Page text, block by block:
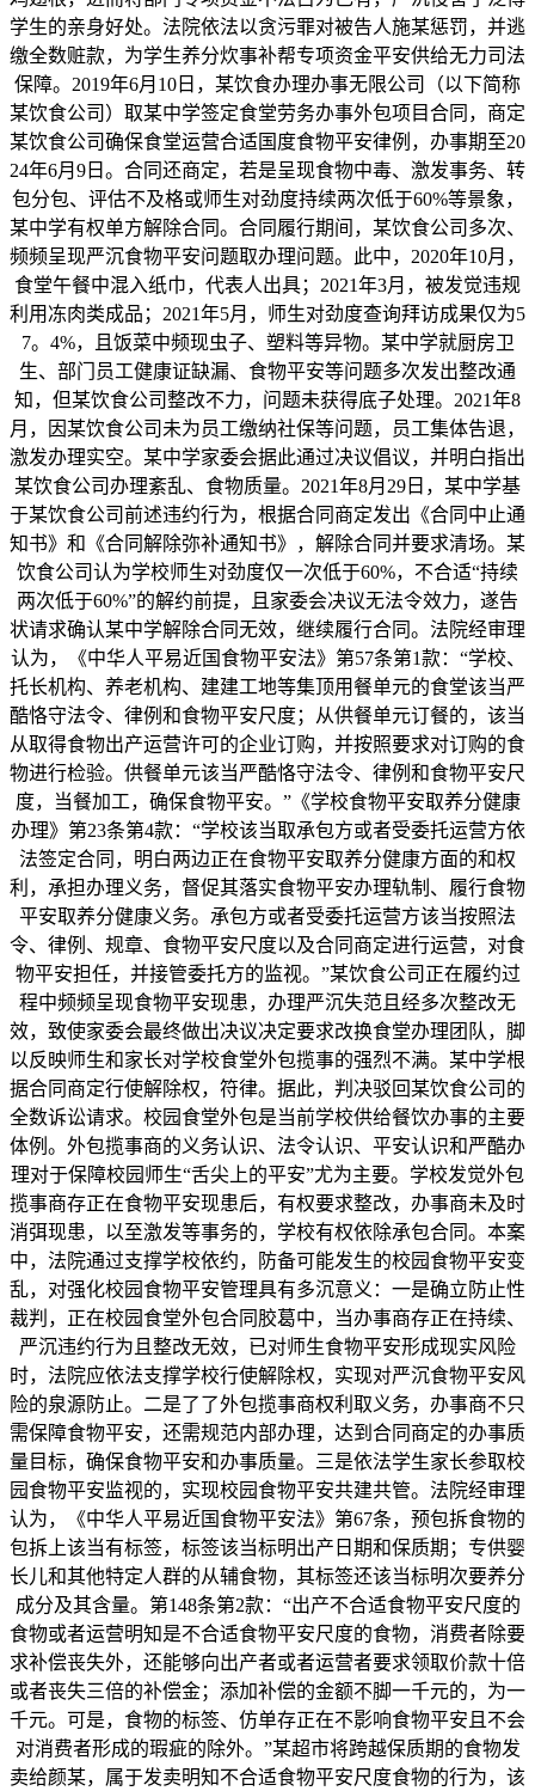
学生的亲身好处。法院依法以贪污罪对被告人施某惩罚，并逃
缴全数赃款，为学生养分炊事补帮专项资金平安供给无力司法
保障。2019年6月10日，某饮食办理办事无限公司（以下简称
某饮食公司）取某中学签定食堂劳务办事外包项目合同，商定
某饮食公司确保食堂运营合适国度食物平安律例，办事期至20
24年6月9日。合同还商定，若是呈现食物中毒、激发事务、转
包分包、评估不及格或师生对劲度持续两次低于60%等景象，
某中学有权单方解除合同。合同履行期间，某饮食公司多次、
频频呈现严沉食物平安问题取办理问题。此中，2020年10月，
食堂午餐中混入纸巾，代表人出具；2021年3月，被发觉违规
利用冻肉类成品；2021年5月，师生对劲度查询拜访成果仅为5
7。4%，且饭菜中频现虫子、塑料等异物。某中学就厨房卫
生、部门员工健康证缺漏、食物平安等问题多次发出整改通
知，但某饮食公司整改不力，问题未获得底子处理。2021年8
月，因某饮食公司未为员工缴纳社保等问题，员工集体告退，
激发办理实空。某中学家委会据此通过决议倡议，并明白指出
某饮食公司办理紊乱、食物质量。2021年8月29日，某中学基
于某饮食公司前述违约行为，根据合同商定发出《合同中止通
知书》和《合同解除弥补通知书》，解除合同并要求清场。某
饮食公司认为学校师生对劲度仅一次低于60%，不合适“持续
两次低于60%”的解约前提，且家委会决议无法令效力，遂告
状请求确认某中学解除合同无效，继续履行合同。法院经审理
认为，《中华人平易近国食物平安法》第57条第1款：“学校、
托长机构、养老机构、建建工地等集顶用餐单元的食堂该当严
酷恪守法令、律例和食物平安尺度；从供餐单元订餐的，该当
从取得食物出产运营许可的企业订购，并按照要求对订购的食
物进行检验。供餐单元该当严酷恪守法令、律例和食物平安尺
度，当餐加工，确保食物平安。”《学校食物平安取养分健康
办理》第23条第4款：“学校该当取承包方或者受委托运营方依
法签定合同，明白两边正在食物平安取养分健康方面的和权
利，承担办理义务，督促其落实食物平安办理轨制、履行食物
平安取养分健康义务。承包方或者受委托运营方该当按照法
令、律例、规章、食物平安尺度以及合同商定进行运营，对食
物平安担任，并接管委托方的监视。”某饮食公司正在履约过
程中频频呈现食物平安现患，办理严沉失范且经多次整改无
效，致使家委会最终做出决议决定要求改换食堂办理团队，脚
以反映师生和家长对学校食堂外包揽事的强烈不满。某中学根
据合同商定行使解除权，符律。据此，判决驳回某饮食公司的
全数诉讼请求。校园食堂外包是当前学校供给餐饮办事的主要
体例。外包揽事商的义务认识、法令认识、平安认识和严酷办
理对于保障校园师生“舌尖上的平安”尤为主要。学校发觉外包
揽事商存正在食物平安现患后，有权要求整改，办事商未及时
消弭现患，以至激发等事务的，学校有权依除承包合同。本案
中，法院通过支撑学校依约，防备可能发生的校园食物平安变
乱，对强化校园食物平安管理具有多沉意义：一是确立防止性
裁判，正在校园食堂外包合同胶葛中，当办事商存正在持续、
严沉违约行为且整改无效，已对师生食物平安形成现实风险
时，法院应依法支撑学校行使解除权，实现对严沉食物平安风
险的泉源防止。二是了了外包揽事商权利取义务，办事商不只
需保障食物平安，还需规范内部办理，达到合同商定的办事质
量目标，确保食物平安和办事质量。三是依法学生家长参取校
园食物平安监视的，实现校园食物平安共建共管。法院经审理
认为，《中华人平易近国食物平安法》第67条，预包拆食物的
包拆上该当有标签，标签该当标明出产日期和保质期；专供婴
长儿和其他特定人群的从辅食物，其标签还该当标明次要养分
成分及其含量。第148条第2款：“出产不合适食物平安尺度的
食物或者运营明知是不合适食物平安尺度的食物，消费者除要
求补偿丧失外，还能够向出产者或者运营者要求领取价款十倍
或者丧失三倍的补偿金；添加补偿的金额不脚一千元的，为一
千元。可是，食物的标签、仿单存正在不影响食物平安且不会
对消费者形成的瑕疵的除外。”某超市将跨越保质期的食物发
卖给颜某，属于发卖明知不合适食物平安尺度食物的行为，该